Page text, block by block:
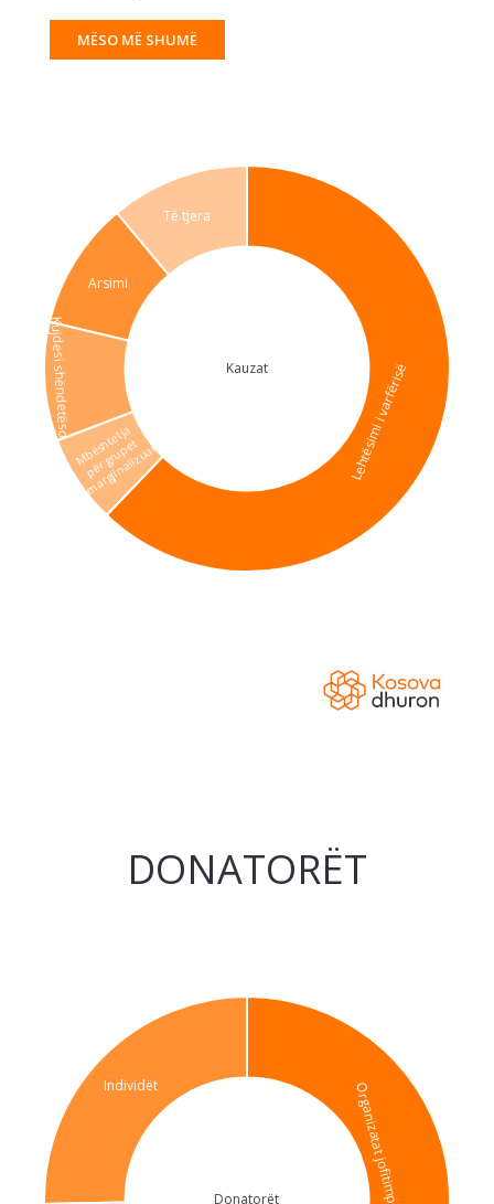
MËSO MË SHUMË
DONATORËT